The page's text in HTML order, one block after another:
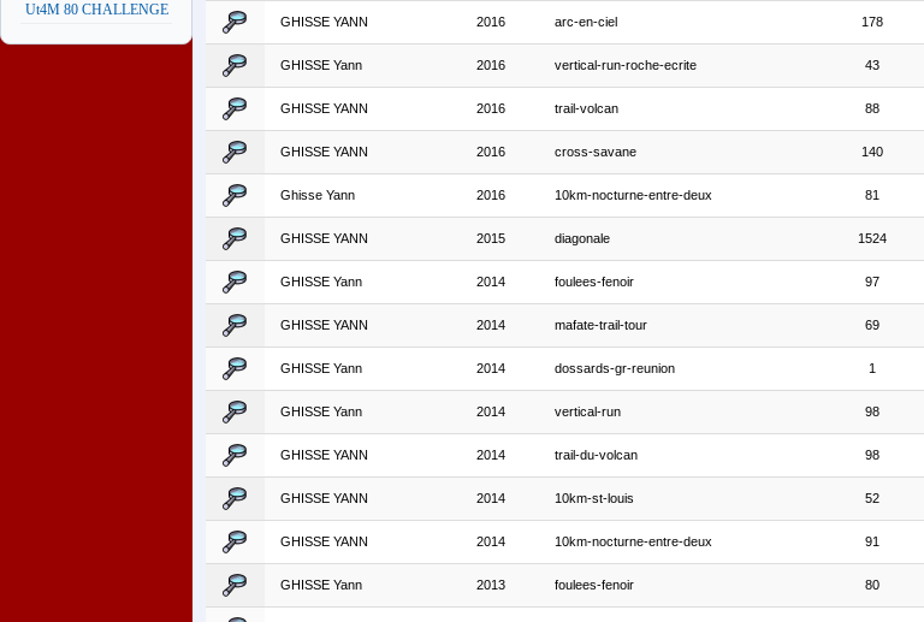
Ut4M 80 CHALLENGE
GHISSE YANN 2016 arc-en-ciel 178
GHISSE Yann 2016 vertical-run-roche-ecrite 43
GHISSE YANN 2016 trail-volcan 88
GHISSE YANN 2016 cross-savane 140
Ghisse Yann 2016 10km-nocturne-entre-deux 81
GHISSE YANN 2015 diagonale 1524
GHISSE Yann 2014 foulees-fenoir 97
GHISSE YANN 2014 mafate-trail-tour 69
GHISSE Yann 2014 dossards-gr-reunion 1
GHISSE Yann 2014 vertical-run 98
GHISSE YANN 2014 trail-du-volcan 98
GHISSE YANN 2014 10km-st-louis 52
GHISSE YANN 2014 10km-nocturne-entre-deux 91
GHISSE Yann 2013 foulees-fenoir 80